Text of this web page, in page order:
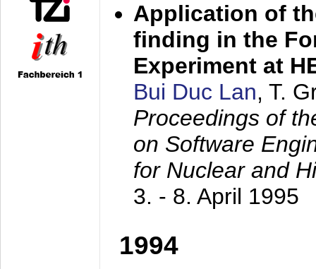
Application of
finding in the
Experiment at
Bui Duc Lan, T.
Proceedings of
on Software
for Nuclear and
3. - 8. April 1995
1994